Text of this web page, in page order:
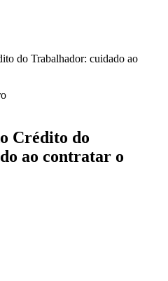
do Trabalhador: cuidado ao
Crédito do
ao contratar o